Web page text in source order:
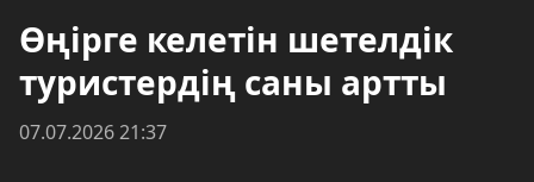
Өңірге келетін шетелдік
туристердің саны артты
07.07.2026 21:37